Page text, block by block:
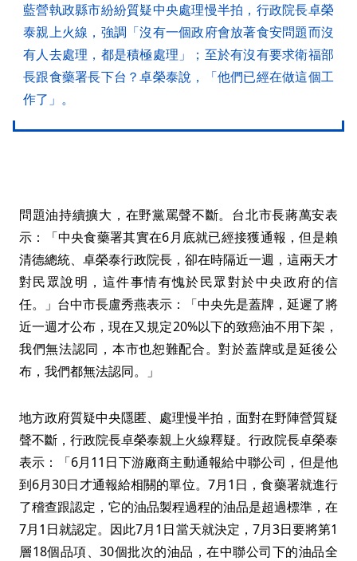
藍營執政縣市紛紛質疑中央處理慢半拍，行政院長卓榮
泰親上火線，強調「沒有一個政府會放著食安問題而沒
有人去處理，都是積極處理」；至於有沒有要求衛福部
長跟食藥署長下台？卓榮泰說，「他們已經在做這個工
作了」。
問題油持續擴大，在野黨罵聲不斷。台北市長蔣萬安表
示：「中央食藥署其實在6月底就已經接獲通報，但是賴
清德總統、卓榮泰行政院長，卻在時隔近一週，這兩天才
對民眾說明，這件事情有愧於民眾對於中央政府的信
任。」台中市長盧秀燕表示：「中央先是蓋牌，延遲了將
近一週才公布，現在又規定20%以下的致癌油不用下架，
我們無法認同，本市也恕難配合。對於蓋牌或是延後公
布，我們都無法認同。」
地方政府質疑中央隱匿、處理慢半拍，面對在野陣營質疑
聲不斷，行政院長卓榮泰親上火線釋疑。行政院長卓榮泰
表示：「6月11日下游廠商主動通報給中聯公司，但是他
到6月30日才通報給相關的單位。7月1日，食藥署就進行
了稽查跟認定，它的油品製程過程的油品是超過標準，在
7月1日就認定。因此7月1日當天就決定，7月3日要將第1
層18個品項、30個批次的油品，在中聯公司下的油品全